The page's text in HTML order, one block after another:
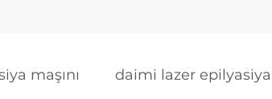
maşını daimi lazer epilyasiya